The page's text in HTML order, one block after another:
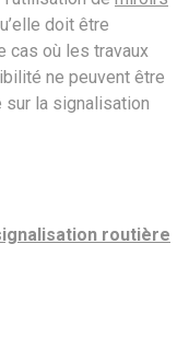
doit être
cas où les travaux
ne peuvent être
la signalisation
routière